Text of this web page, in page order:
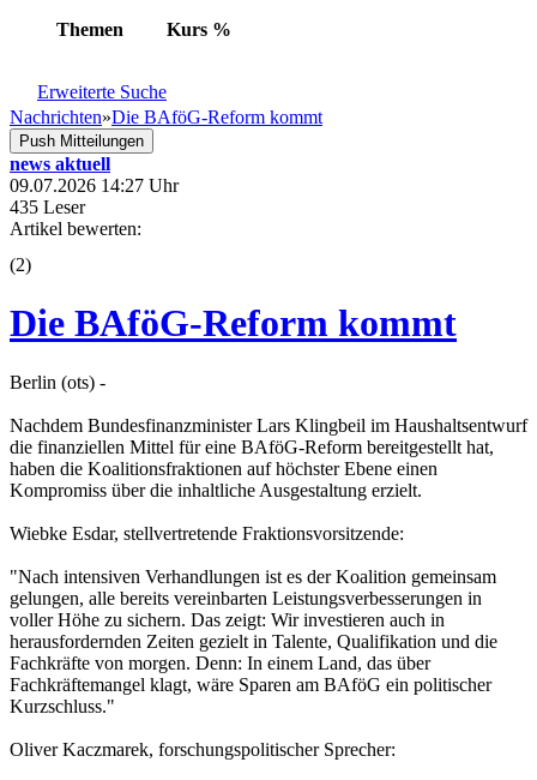
Themen Kurs %
Erweiterte Suche
Nachrichten»Die BAföG-Reform kommt
Push Mitteilungen
news aktuell
09.07.2026 14:27 Uhr
435 Leser
Artikel bewerten:
(2)
Die BAföG-Reform kommt
Berlin (ots) -
Nachdem Bundesfinanzminister Lars Klingbeil im Haushaltsentwurf
die finanziellen Mittel für eine BAföG-Reform bereitgestellt hat,
haben die Koalitionsfraktionen auf höchster Ebene einen
Kompromiss über die inhaltliche Ausgestaltung erzielt.
Wiebke Esdar, stellvertretende Fraktionsvorsitzende:
"Nach intensiven Verhandlungen ist es der Koalition gemeinsam
gelungen, alle bereits vereinbarten Leistungsverbesserungen in
voller Höhe zu sichern. Das zeigt: Wir investieren auch in
herausfordernden Zeiten gezielt in Talente, Qualifikation und die
Fachkräfte von morgen. Denn: In einem Land, das über
Fachkräftemangel klagt, wäre Sparen am BAföG ein politischer
Kurzschluss."
Oliver Kaczmarek, forschungspolitischer Sprecher: